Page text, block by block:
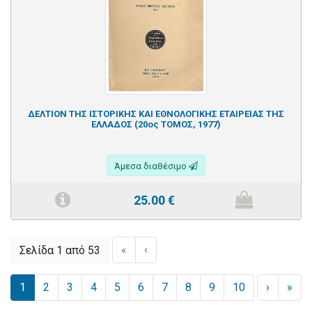
ΔΕΛΤΙΟΝ ΤΗΣ ΙΣΤΟΡΙΚΗΣ ΚΑΙ ΕΘΝΟΛΟΓΙΚΗΣ ΕΤΑΙΡΕΙΑΣ ΤΗΣ
ΕΛΛΑΔΟΣ (20ος ΤΟΜΟΣ, 1977)
Άμεσα διαθέσιμο
25.00€
Σελίδα 1 από 53 « ‹
1 2 3 4 5 6 7 8 9 10 › »